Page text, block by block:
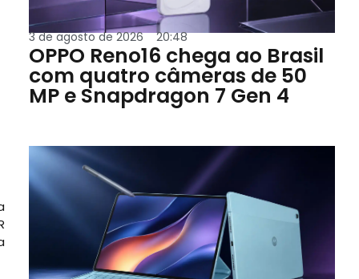
3 de agosto de 2026 20:48
OPPO Reno16 chega ao Brasil
com quatro câmeras de 50
MP e Snapdragon 7 Gen 4